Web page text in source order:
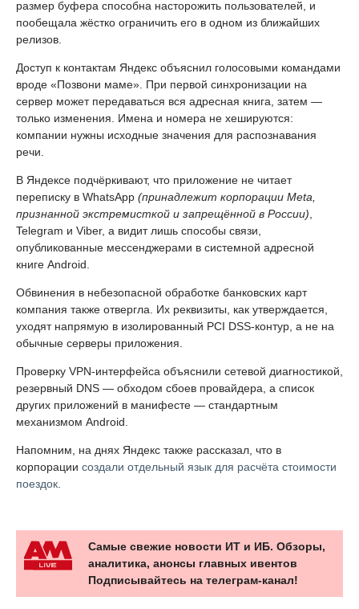
размер буфера способна насторожить пользователей, и
пообещала жёстко ограничить его в одном из ближайших
релизов.
Доступ к контактам Яндекс объяснил голосовыми командами
вроде «Позвони маме». При первой синхронизации на
сервер может передаваться вся адресная книга, затем —
только изменения. Имена и номера не хешируются:
компании нужны исходные значения для распознавания
речи.
В Яндексе подчёркивают, что приложение не читает
переписку в WhatsApp (принадлежит корпорации Meta,
признанной экстремисткой и запрещённой в России),
Telegram и Viber, а видит лишь способы связи,
опубликованные мессенджерами в системной адресной
книге Android.
Обвинения в небезопасной обработке банковских карт
компания также отвергла. Их реквизиты, как утверждается,
уходят напрямую в изолированный PCI DSS-контур, а не на
обычные серверы приложения.
Проверку VPN-интерфейса объяснили сетевой диагностикой,
резервный DNS — обходом сбоев провайдера, а список
других приложений в манифесте — стандартным
механизмом Android.
Напомним, на днях Яндекс также рассказал, что в
корпорации создали отдельный язык для расчёта стоимости
поездок.
Самые свежие новости ИТ и ИБ. Обзоры,
аналитика, анонсы главных ивентов
Подписывайтесь на телеграм-канал!